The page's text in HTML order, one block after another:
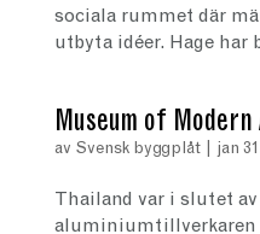
sociala rummet där
utbyta idéer. Hage har
Museum of Modern
av Svensk byggplåt| jan
Thailand var i slutet
aluminiumtillverkaren